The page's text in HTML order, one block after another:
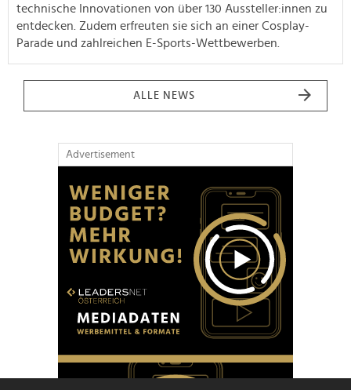
technische Innovationen von über 130 Aussteller:innen zu
entdecken. Zudem erfreuten sie sich an einer Cosplay-
Parade und zahlreichen E-Sports-Wettbewerben.
ALLE NEWS
Advertisement